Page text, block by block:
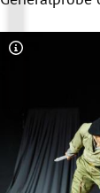
Copyright-